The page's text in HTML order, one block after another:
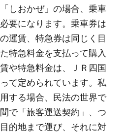
しおかぜ」の場合、乗車
要になります。乗車券は
運賃、特急券は同じく目
特急料金を支払って購入
や特急料金は、ＪＲ四国
て定められています。私
する場合、民法の世界で
で「旅客運送契約」、つ
的地まで運び、それに対